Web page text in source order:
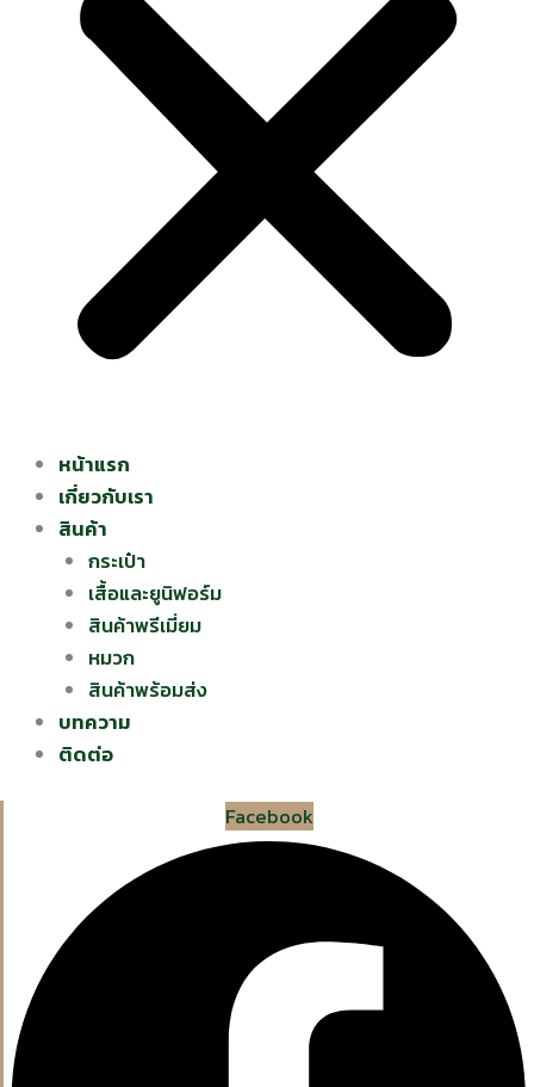
หน้าแรก
เกี่ยวกับเรา
สินค้า
กระเป๋า
เสื้อและยูนิฟอร์ม
สินค้าพรีเมี่ยม
หมวก
สินค้าพร้อมส่ง
บทความ
ติดต่อ
Facebook